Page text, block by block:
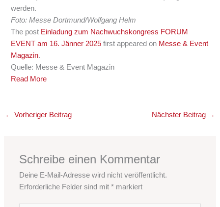
werden.
Foto: Messe Dortmund/Wolfgang Helm
The post Einladung zum Nachwuchskongress FORUM
EVENT am 16. Jänner 2025 first appeared on Messe & Event
Magazin.
Quelle: Messe & Event Magazin
Read More
← Vorheriger Beitrag Nächster Beitrag →
Schreibe einen Kommentar
Deine E-Mail-Adresse wird nicht veröffentlicht.
Erforderliche Felder sind mit* markiert